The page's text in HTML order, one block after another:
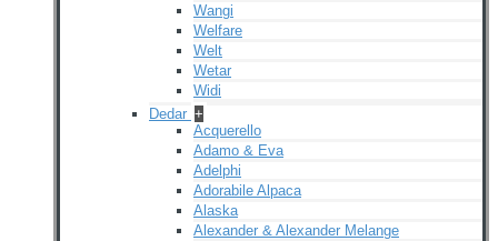
Wangi
Welfare
Welt
Wetar
Widi
Dedar +
Acquerello
Adamo & Eva
Adelphi
Adorabile Alpaca
Alaska
Alexander & Alexander Melange